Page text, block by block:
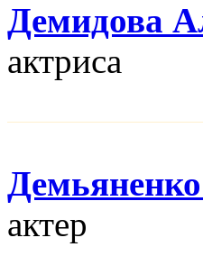
Демидова
актриса
актер